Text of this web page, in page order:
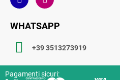
WHATSAPP
+39 3513273919
Pagamenti sicuri: